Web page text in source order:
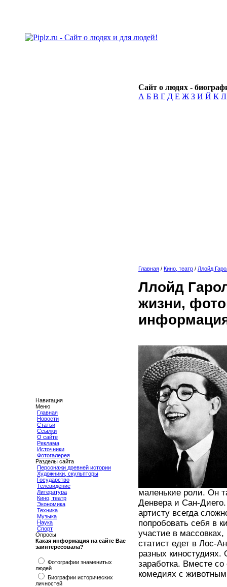
Сайт о людях -
А Б В Г Д Е Ж З И Й К Л
Навигация
Меню
Главная
Новости
Статьи
Ссылки
О сайте
Реклама
Источники
Фотогалерея
Разделы сайта
Персонажи древней истории
Художники, скульпторы
Государство
Телевидение
Литература
Кино, театр
Экономика
Техника
Музыка
Наука
Спорт
Опросы
Какая информация на сайте Вас
заинтересовала?
Фотографии знаменитых
людей
Биографии исторических
личностей
Главная / Кино, театр / Ллойд
Ллойд
жизни,
маленькие роли. Он
Денвера и Сан-
артисту всегда
попробовать себя в
участие в
статист едет в Лос-
разных киностудиях.
заработка. Вместе
комедиях с